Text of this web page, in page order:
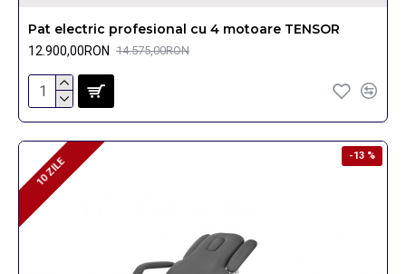
Pat electric profesional cu 4 motoare TENSOR
12.900,00RON 14.575,00RON
-13 %
10 ZILE
10 ZILE